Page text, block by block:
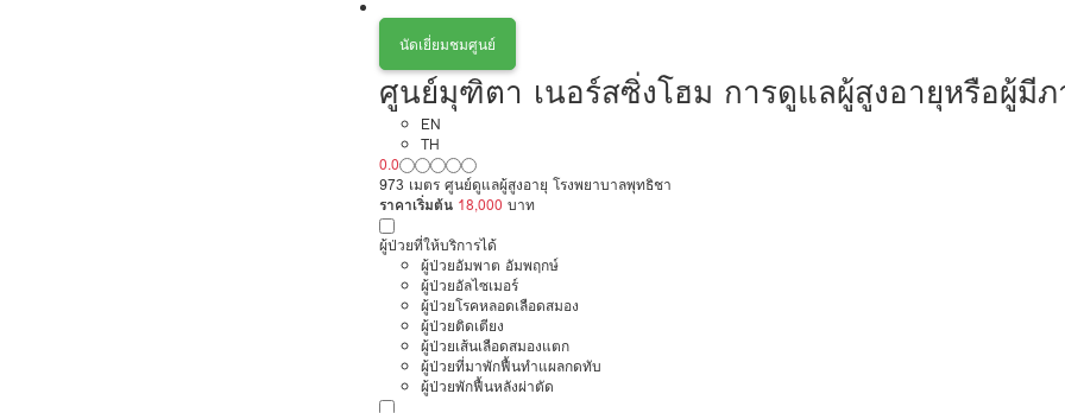
นัดเยี่ยมชมศูนย์
ศูนย์มุฑิตา เนอร์สซิ่งโฮม การดูแลผู้สูงอายุหรือผู้มีภ
EN
TH
0.0
973 เมตร ศูนย์ดูแลผู้สูงอายุ โรงพยาบาลพุทธิชา
ราคาเริ่มต้น 18,000 บาท
ผู้ป่วยที่ให้บริการได้
ผู้ป่วยอัมพาต อัมพฤกษ์
ผู้ป่วยอัลไซเมอร์
ผู้ป่วยโรคหลอดเลือดสมอง
ผู้ป่วยติดเตียง
ผู้ป่วยเส้นเลือดสมองแตก
ผู้ป่วยที่มาพักฟื้นทำแผลกดทับ
ผู้ป่วยพักฟื้นหลังผ่าตัด